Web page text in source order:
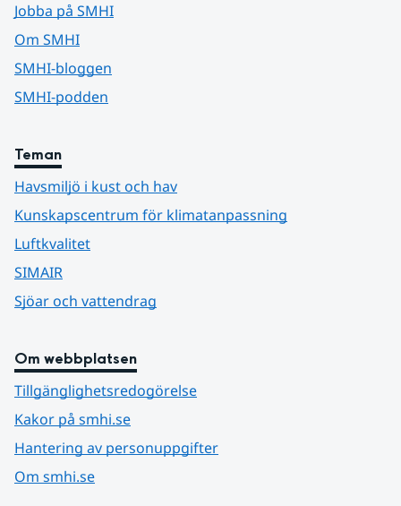
Jobba på SMHI
Om SMHI
SMHI-bloggen
SMHI-podden
Teman
Havsmiljö i kust och hav
Kunskapscentrum för klimatanpassning
Luftkvalitet
SIMAIR
Sjöar och vattendrag
Om webbplatsen
Tillgänglighetsredogörelse
Kakor på smhi.se
Hantering av personuppgifter
Om smhi.se